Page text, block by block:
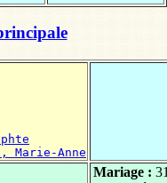
Marie-Anne
Mariage :